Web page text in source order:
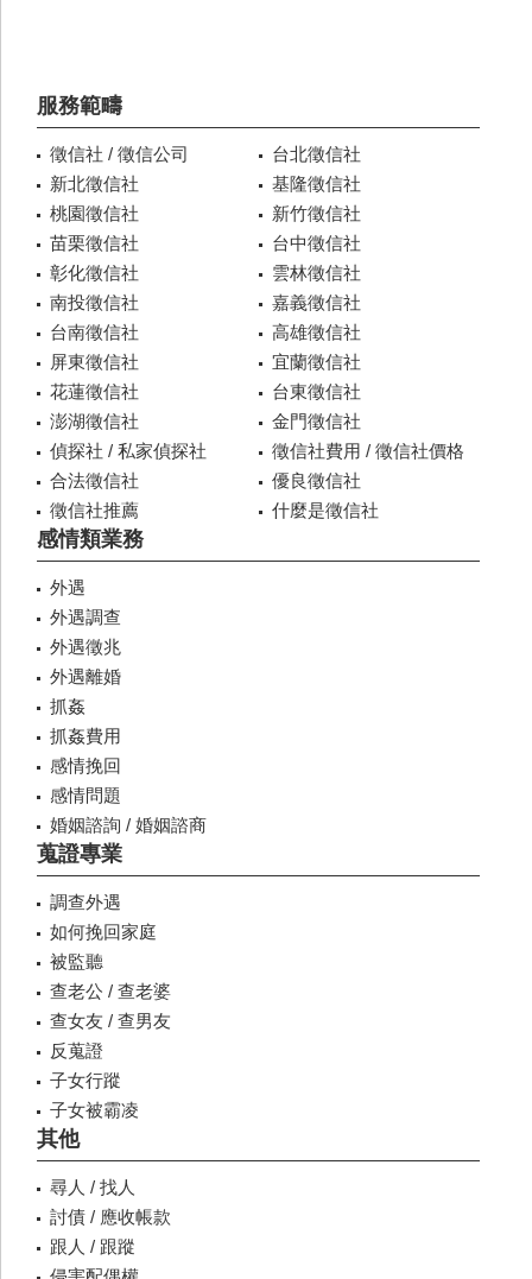
服務範疇
徵信社 / 徵信公司
台北徵信社
新北徵信社
基隆徵信社
桃園徵信社
新竹徵信社
苗栗徵信社
台中徵信社
彰化徵信社
雲林徵信社
南投徵信社
嘉義徵信社
台南徵信社
高雄徵信社
屏東徵信社
宜蘭徵信社
花蓮徵信社
台東徵信社
澎湖徵信社
金門徵信社
偵探社 / 私家偵探社
徵信社費用 / 徵信社價格
合法徵信社
優良徵信社
徵信社推薦
什麼是徵信社
感情類業務
外遇
外遇調查
外遇徵兆
外遇離婚
抓姦
抓姦費用
感情挽回
感情問題
婚姻諮詢 / 婚姻諮商
蒐證專業
調查外遇
如何挽回家庭
被監聽
查老公 / 查老婆
查女友 / 查男友
反蒐證
子女行蹤
子女被霸凌
其他
尋人 / 找人
討債 / 應收帳款
跟人 / 跟蹤